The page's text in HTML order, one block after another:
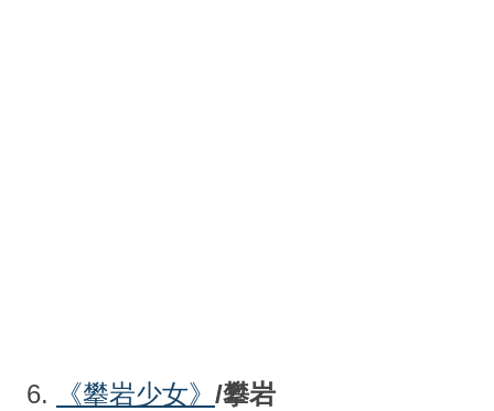
6. 《攀岩少女》 /攀岩